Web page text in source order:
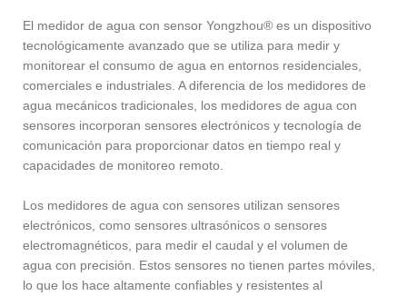
El medidor de agua con sensor Yongzhou® es un dispositivo
tecnológicamente avanzado que se utiliza para medir y
monitorear el consumo de agua en entornos residenciales,
comerciales e industriales. A diferencia de los medidores de
agua mecánicos tradicionales, los medidores de agua con
sensores incorporan sensores electrónicos y tecnología de
comunicación para proporcionar datos en tiempo real y
capacidades de monitoreo remoto.
Los medidores de agua con sensores utilizan sensores
electrónicos, como sensores ultrasónicos o sensores
electromagnéticos, para medir el caudal y el volumen de
agua con precisión. Estos sensores no tienen partes móviles,
lo que los hace altamente confiables y resistentes al